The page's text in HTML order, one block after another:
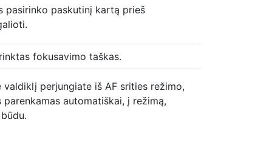
pasirinko paskutinį kartą prieš
fokusavimo taškas.
perjungiate iš AF srities režimo,
automatiškai, į režimą,